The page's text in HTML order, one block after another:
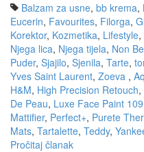
Balzam za usne, bb krema,
Eucerin, Favourites, Filorga,
Korektor, Kozmetika, Lifestyle,
Njega lica, Njega tijela, Non
Puder, Sjajilo, Sjenila, Tarte,
Yves Saint Laurent, Zoeva ,
H&M, High Precision Retouch,
De Peau, Luxe Face Paint 109
Mattifier, Perfect+, Purete
Mats, Tartalette, Teddy,
Pročitaj članak